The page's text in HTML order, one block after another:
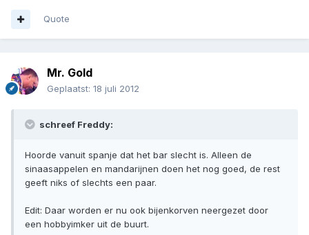
Quote
Mr. Gold
Geplaatst: 18 juli 2012
schreef Freddy:
Hoorde vanuit spanje dat het bar slecht is. Alleen de
sinaasappelen en mandarijnen doen het nog goed, de rest
geeft niks of slechts een paar.
Edit: Daar worden er nu ook bijenkorven neergezet door
een hobbyimker uit de buurt.